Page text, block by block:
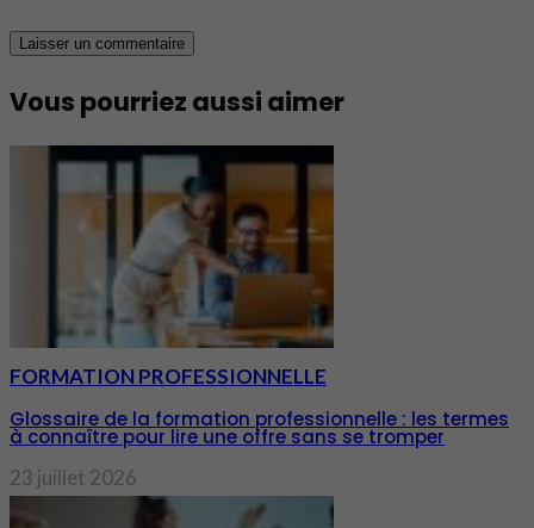
Vous pourriez aussi aimer
FORMATION PROFESSIONNELLE
Glossaire de la formation professionnelle : les termes
à connaître pour lire une offre sans se tromper
23 juillet 2026